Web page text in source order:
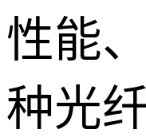
性能
种光